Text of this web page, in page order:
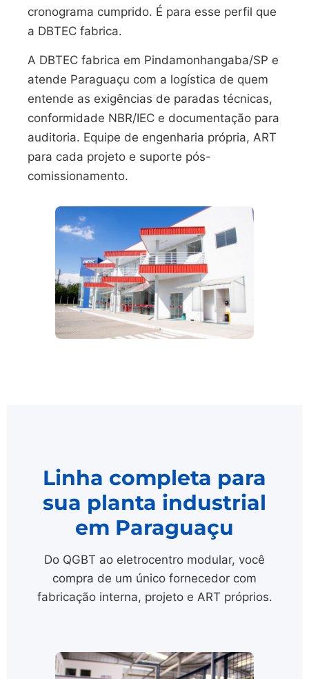
cronograma cumprido. É para esse perfil que
a DBTEC fabrica.
A DBTEC fabrica em Pindamonhangaba/SP e
atende Paraguaçu com a logística de quem
entende as exigências de paradas técnicas,
conformidade NBR/IEC e documentação para
auditoria. Equipe de engenharia própria, ART
para cada projeto e suporte pós-
comissionamento.
Linha completa para
sua planta industrial
em Paraguaçu
Do QGBT ao eletrocentro modular, você
compra de um único fornecedor com
fabricação interna, projeto e ART próprios.